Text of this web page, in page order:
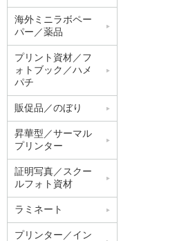
海外ミニラボペー
パー／薬品
プリント資材／フ
ォトブック／ハメ
パチ
販促品／のぼり
昇華型／サーマル
プリンター
証明写真／スクー
ルフォト資材
ラミネート
プリンター／イン